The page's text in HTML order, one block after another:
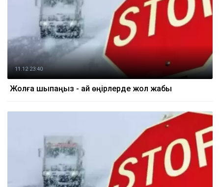
11.12 23:40
Жолға шықпаңыз - қай өңірлерде жол жабық